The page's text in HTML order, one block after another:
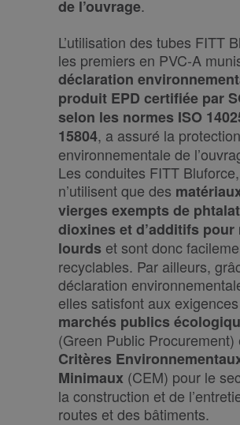
de l’ouvrage.
L’utilisation des tubes FITT
les premiers en PVC-A
déclaration
produit EPD certifiée par
selon les normes ISO
15804, a assuré la protection
environnementale de
Les conduites FITT
n’utilisent que des
vierges exempts de
dioxines et d’additifs pour
lourds et sont donc
recyclables. Par ailleurs,
déclaration
elles satisfont aux
marchés publics
(Green Public Procurement)
Critères
Minimaux (CEM) pour le
la construction et de
routes et des bâtiments.